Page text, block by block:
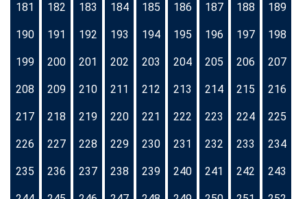
181 182 183 184 185 186 187 188 189
190 191 192 193 194 195 196 197 198
199 200 201 202 203 204 205 206 207
208 209 210 211 212 213 214 215 216
217 218 219 220 221 222 223 224 225
226 227 228 229 230 231 232 233 234
235 236 237 238 239 240 241 242 243